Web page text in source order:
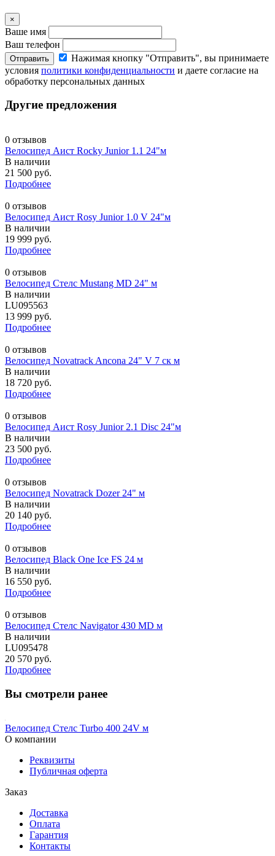
×
Ваше имя
Ваш телефон
Отправить
Нажимая кнопку "Отправить", вы принимаете
условия политики конфиденциальности и даете согласие на
обработку персональных данных
Другие предложения
0 отзывов
Велосипед Аист Rocky Junior 1.1 24"м
В наличии
21 500 руб.
Подробнее
0 отзывов
Велосипед Аист Rosy Junior 1.0 V 24"м
В наличии
19 999 руб.
Подробнее
0 отзывов
Велосипед Стелс Mustang MD 24" м
В наличии
LU095563
13 999 руб.
Подробнее
0 отзывов
Велосипед Novatrack Ancona 24" V 7 ск м
В наличии
18 720 руб.
Подробнее
0 отзывов
Велосипед Аист Rosy Junior 2.1 Disc 24"м
В наличии
23 500 руб.
Подробнее
0 отзывов
Велосипед Novatrack Dozer 24" м
В наличии
20 140 руб.
Подробнее
0 отзывов
Велосипед Black One Ice FS 24 м
В наличии
16 550 руб.
Подробнее
0 отзывов
Велосипед Стелс Navigator 430 MD м
В наличии
LU095478
20 570 руб.
Подробнее
Вы смотрели ранее
Велосипед Стелс Turbo 400 24V м
О компании
Реквизиты
Публичная оферта
Заказ
Доставка
Оплата
Гарантия
Контакты